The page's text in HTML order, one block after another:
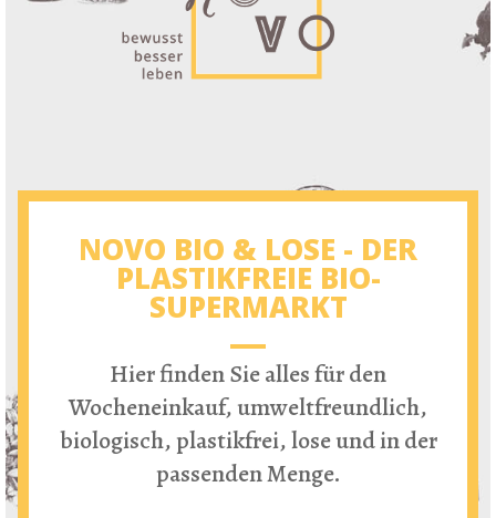
NOVO BIO & LOSE - DER
PLASTIKFREIE BIO-
SUPERMARKT
Hier finden Sie alles für den
Wocheneinkauf, umweltfreundlich,
biologisch, plastikfrei, lose und in der
passenden Menge.